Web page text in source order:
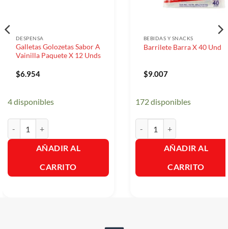
DESPENSA
Galletas Golozetas Sabor A
Vainilla Paquete X 12 Unds
$6.954
4 disponibles
AÑADIR AL
CARRITO
BEBIDAS Y SNACKS
Barrilete Barra X 40 Und
$9.007
172 disponibles
AÑADIR AL
CARRITO